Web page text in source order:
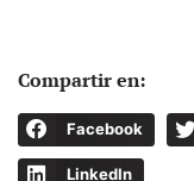
Compartir en:
Facebook
LinkedIn